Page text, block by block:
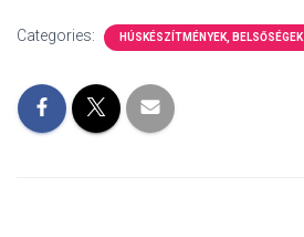
Categories: HÚSKÉSZÍTMÉNYEK, BELSŐSÉGEK